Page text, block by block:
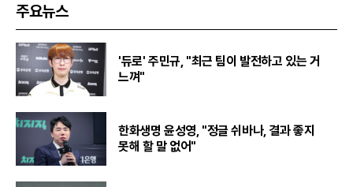
주요뉴스
'듀로' 주민규, "최근 팀이 발전하고 있는 거
느껴"
한화생명 윤성영, "정글 쉬바나, 결과 좋지
못해 할 말 없어"